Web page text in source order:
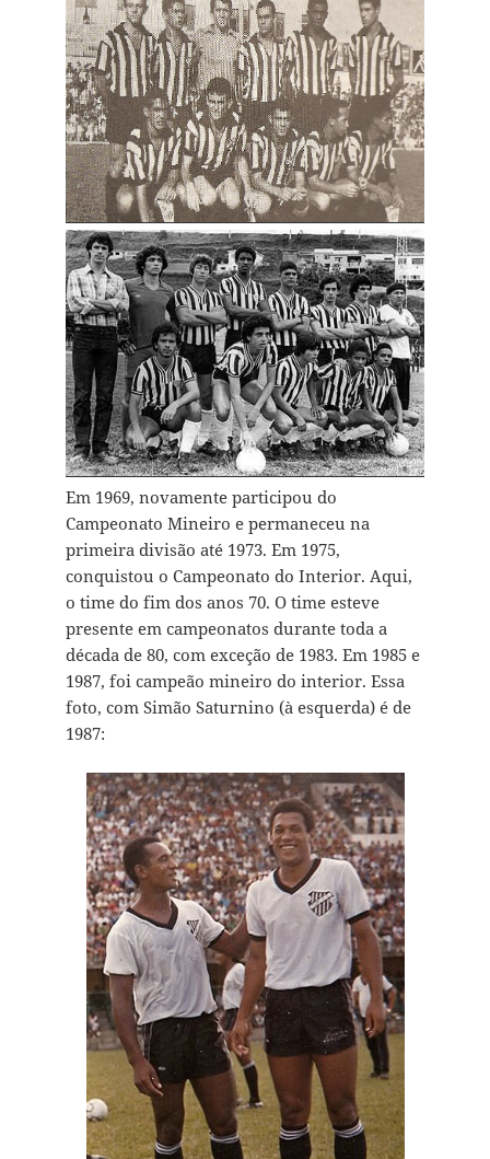
Em 1969, novamente participou do
Campeonato Mineiro e permaneceu na
primeira divisão até 1973. Em 1975,
conquistou o Campeonato do Interior. Aqui,
o time do fim dos anos 70. O time esteve
presente em campeonatos durante toda a
década de 80, com exceção de 1983. Em 1985 e
1987, foi campeão mineiro do interior. Essa
foto, com Simão Saturnino (à esquerda) é de
1987: